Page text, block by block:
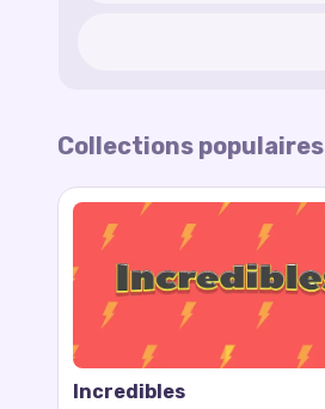
Collections populaires
Incredibles